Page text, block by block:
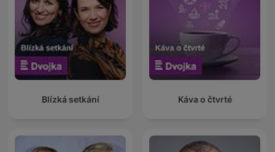
Blízká setkání Káva o čtvrté